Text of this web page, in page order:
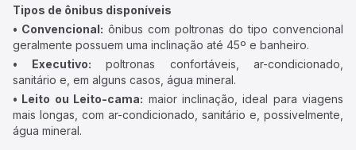
Tipos de ônibus disponíveis
• Convencional: ônibus com poltronas do tipo convencional
geralmente possuem uma inclinação até 45º e banheiro.
• Executivo: poltronas confortáveis, ar-condicionado,
sanitário e, em alguns casos, água mineral.
• Leito ou Leito-cama: maior inclinação, ideal para viagens
mais longas, com ar-condicionado, sanitário e, possivelmente,
água mineral.